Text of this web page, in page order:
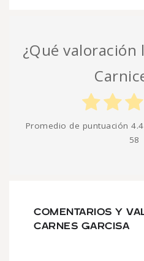
¿Qué valoración
Promedio de puntuación 4.4
58
COMENTARIOS Y
CARNES GARCISA